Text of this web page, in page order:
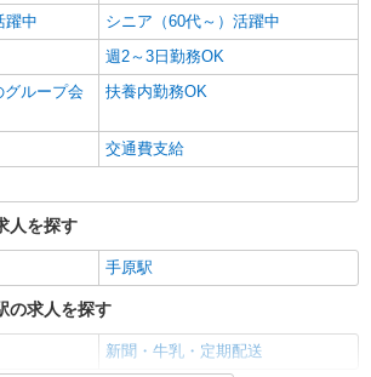
躍中
シニア（60代～）活躍中
週2～3日勤務OK
グループ会
扶養内勤務OK
交通費支給
人を探す
手原駅
の求人を探す
新聞・牛乳・定期配送